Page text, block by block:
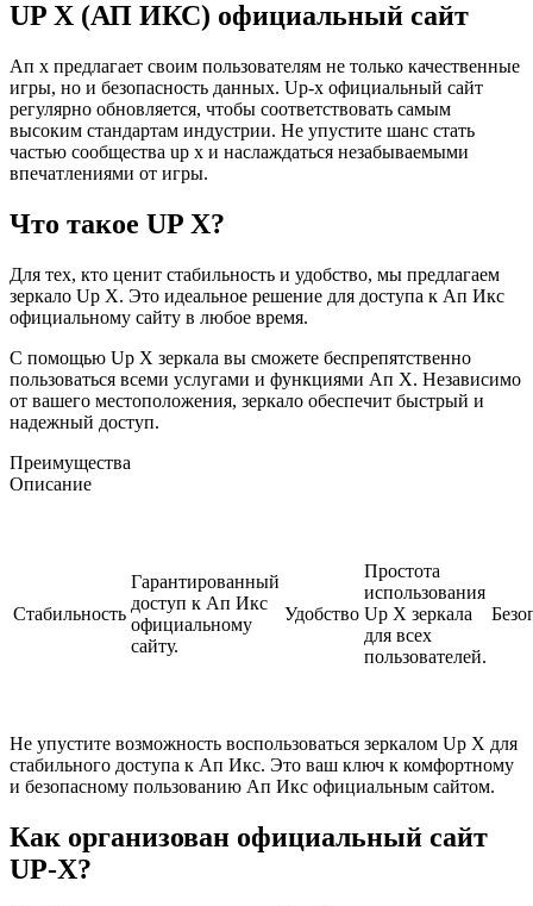
UP X (АП ИКС) официальный сайт
Ап х предлагает своим пользователям не только качественные
игры, но и безопасность данных. Up-x официальный сайт
регулярно обновляется, чтобы соответствовать самым
высоким стандартам индустрии. Не упустите шанс стать
частью сообщества up x и наслаждаться незабываемыми
впечатлениями от игры.
Что такое UP X?
Для тех, кто ценит стабильность и удобство, мы предлагаем
зеркало Up X. Это идеальное решение для доступа к Ап Икс
официальному сайту в любое время.
С помощью Up X зеркала вы сможете беспрепятственно
пользоваться всеми услугами и функциями Ап Х. Независимо
от вашего местоположения, зеркало обеспечит быстрый и
надежный доступ.
Преимущества
Описание
Стабильность
Гарантированный
доступ к Ап Икс
официальному
сайту.
Удобство
Простота
использования
Up X зеркала
для всех
пользователей.
Не упустите возможность воспользоваться зеркалом Up X для
стабильного доступа к Ап Икс. Это ваш ключ к комфортному
и безопасному пользованию Ап Икс официальным сайтом.
Как организован официальный сайт
UP-X?